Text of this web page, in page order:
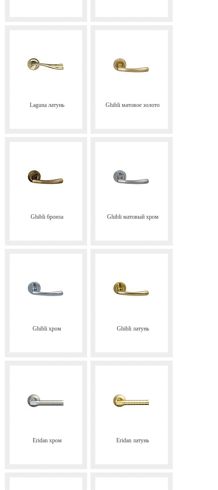
Laguna латунь Ghibli матовое золото
Ghibli бронза Ghibli матовый хром
Ghibli хром Ghibli латунь
Eridan хром Eridan латунь